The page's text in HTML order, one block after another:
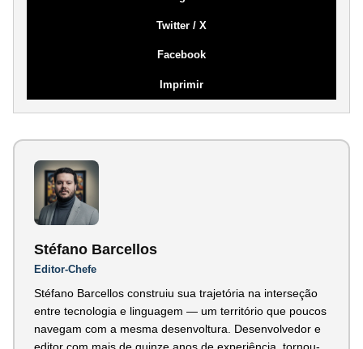
Twitter / X
Facebook
Imprimir
Stéfano Barcellos
Editor-Chefe
Stéfano Barcellos construiu sua trajetória na interseção
entre tecnologia e linguagem — um território que poucos
navegam com a mesma desenvoltura. Desenvolvedor e
editor com mais de quinze anos de experiência, tornou-